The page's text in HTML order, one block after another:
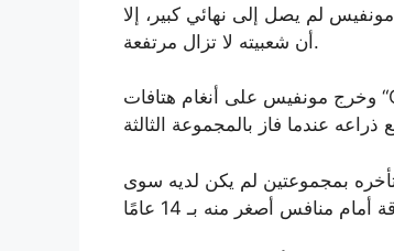
لم يصل إلى نهائي كبير، إلا
أن شعبيته لا تزال مرتفعة.
وخرج مونفيس على أنغام هتافات “Ga-el! Ga-el!” في المحكمة فيليب شاترييه. لقد تلقى تشجيعًا كبيرًا
تأخره بمجموعتين لم يكن لديه سوى